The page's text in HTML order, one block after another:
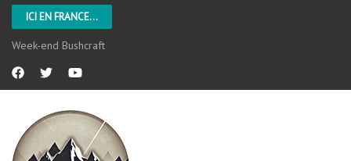
ICI EN FRANCE...
Week-end Bushcraft